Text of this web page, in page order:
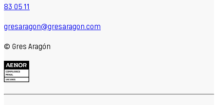
83 05 11
gresaragon@gresaragon.com
© Gres Aragón